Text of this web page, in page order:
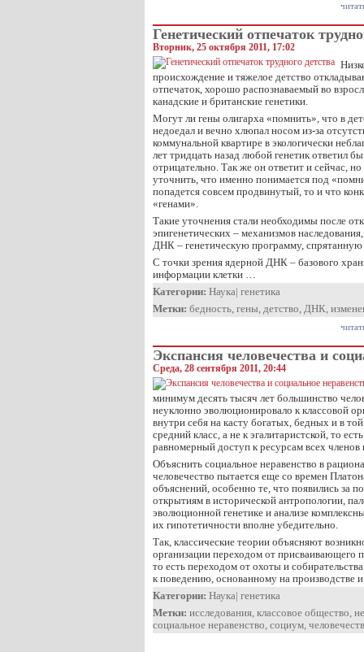
Генетический отпечаток
Вторник, 25 октября 2011, 17:02
происхождение и тяжелое детство
отпечаток, хорошо распознаваемый во
канадские и британские генетики.
Могут ли гены олигарха «помнить», что в
недоедал и вечно хлюпал носом из-за
коммунальной квартире в экологически
лет тридцать назад любой генетик ответил
отрицательно. Так же он ответит и сейчас,
уточнить, что именно понимается под
попадется совсем продвинутый, то и что
«генами».
Такие уточнения стали необходимы после
эпигенетических – механизмов
ДНК – генетическую программу, спрятанную
С точки зрения ядерной ДНК – базового
информации клетки …
Категории: Наука| генетика
Метки: бедность, гены, детство, ДНК,
Экспансия человечества и
Среда, 28 сентября 2011, 20:44
минимум десять тысяч лет большинство
неуклонно эволюционировало к классовой
внутри себя на касту богатых, бедных и в
средний класс, а не к эгалитаристской, то
равномерный доступ к ресурсам всех членов
Объяснить социальное неравенство в
человечество пытается еще со времен
объяснений, особенно те, что появились за
открытиям в исторической антропологии,
эволюционной генетике и анализе
их гипотетичности вполне убедительно.
Так, классические теории объясняют
организации переходом от присваивающего
то есть переходом от охоты и
к поведению, основанному на производстве
Категории: Наука| генетика
Метки: исследования, классовое общество,
социальное неравенство, социум,